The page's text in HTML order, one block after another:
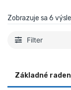
Zobrazuje sa 6
Filter
Základné